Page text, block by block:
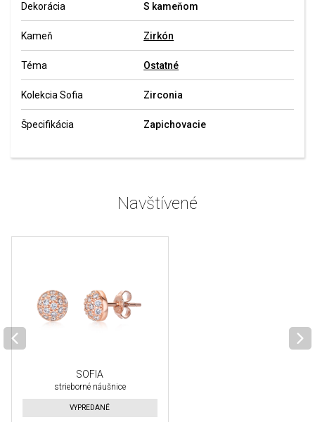
Dekorácia S kameňom
Kameň Zirkón
Téma Ostatné
Kolekcia Sofia Zirconia
Špecifikácia Zapichovacie
Navštívené
SOFIA
strieborné náušnice
VYPREDANÉ